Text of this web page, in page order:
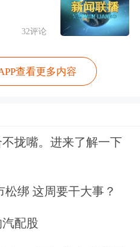
影响等。
起决定性作用，也
务，即“三去一降
存、去杠杆、降成
场发挥作用，与
所为”，比如提供
保持宏观经济
32评论
查看更多内容
拢嘴。进来了解一下
绑 这周要干大事？
配股